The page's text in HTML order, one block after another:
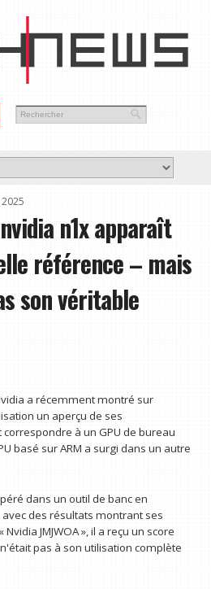
n1x apparaît
référence – mais
son véritable
a récemment montré sur
un aperçu de ses
à un GPU de bureau
basé sur ARM a surgi dans un autre
dans un outil de banc en
des résultats montrant ses
JMJWOA », il a reçu un score
pas à son utilisation complète